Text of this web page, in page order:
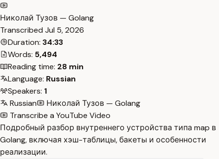
Николай Тузов — Golang
Transcribed Jul 5, 2026
Duration: 34:33
Words: 5,494
Reading time: 28 min
Language: Russian
Speakers: 1
Russian
Николай Тузов — Golang
Transcribe a YouTube Video
Подробный разбор внутреннего устройства типа map в
Golang, включая хэш-таблицы, бакеты и особенности
реализации.